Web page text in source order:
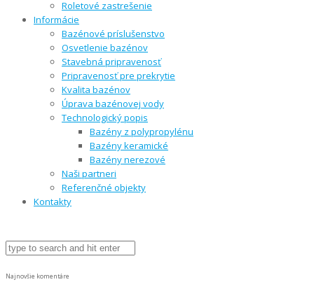
Roletové zastrešenie
Informácie
Bazénové príslušenstvo
Osvetlenie bazénov
Stavebná pripravenosť
Pripravenosť pre prekrytie
Kvalita bazénov
Úprava bazénovej vody
Technologický popis
Bazény z polypropylénu
Bazény keramické
Bazény nerezové
Naši partneri
Referenčné objekty
Kontakty
Najnovšie komentáre